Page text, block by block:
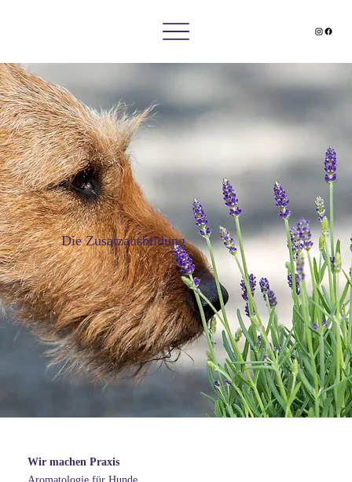
Die Zusatzausbildung
Aromatologie für Hunde
Wir machen Praxis